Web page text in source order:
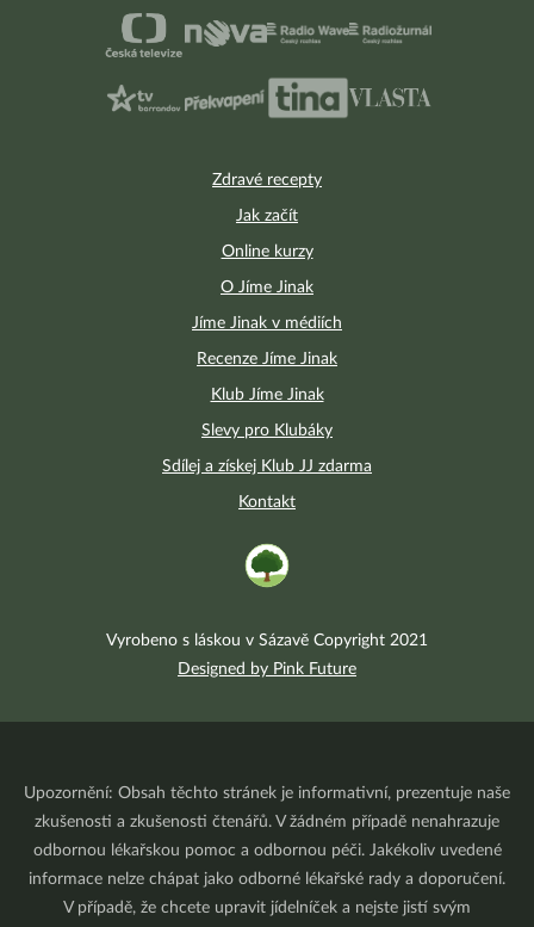
Zdravé recepty
Jak začít
Online kurzy
O Jíme Jinak
Jíme Jinak v médiích
Recenze Jíme Jinak
Klub Jíme Jinak
Slevy pro Klubáky
Sdílej a získej Klub JJ zdarma
Kontakt
Vyrobeno s láskou v Sázavě Copyright 2021
Designed by Pink Future
Upozornění: Obsah těchto stránek je informativní, prezentuje naše
zkušenosti a zkušenosti čtenářů. V žádném případě nenahrazuje
odbornou lékařskou pomoc a odbornou péči. Jakékoliv uvedené
informace nelze chápat jako odborné lékařské rady a doporučení.
V případě, že chcete upravit jídelníček a nejste jistí svým